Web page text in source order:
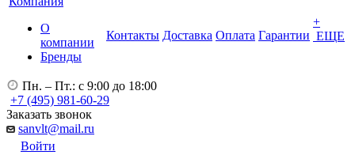
О
компании
Бренды
Контакты Доставка Оплата Гарантии
+
ЕЩЕ
Пн. – Пт.: с 9:00 до 18:00
+7 (495) 981-60-29
Заказать звонок
sanvlt@mail.ru
Войти